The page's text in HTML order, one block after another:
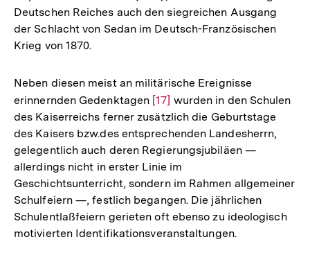
Deutschen Reiches auch den siegreichen Ausgang
der Schlacht von Sedan im Deutsch-Französischen
Krieg von 1870.
Neben diesen meist an militärische Ereignisse
erinnernden Gedenktagen Zur
Auflösung
der
Fußnote
[17] wurden in den Schulen
des Kaiserreichs ferner zusätzlich die Geburtstage
des Kaisers bzw.des entsprechenden Landesherrn,
gelegentlich auch deren Regierungsjubiläen —
allerdings nicht in erster Linie im
Geschichtsunterricht, sondern im Rahmen allgemeiner
Schulfeiern —, festlich begangen. Die jährlichen
Schulentlaßfeiern gerieten oft ebenso zu ideologisch
motivierten Identifikationsveranstaltungen.